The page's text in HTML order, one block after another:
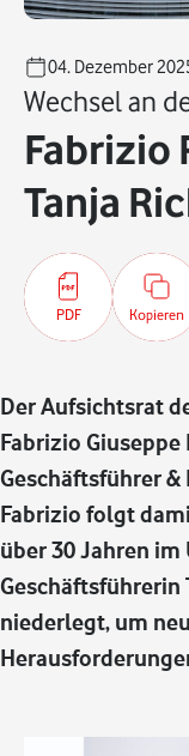
04. Dezember
Wechsel an
Fabrizio
Tanja
PDF Kopieren
Der Aufsichtsrat
Fabrizio
Geschäftsführer
Fabrizio folgt
über 30 Jahren
Geschäftsführerin
niederlegt, um